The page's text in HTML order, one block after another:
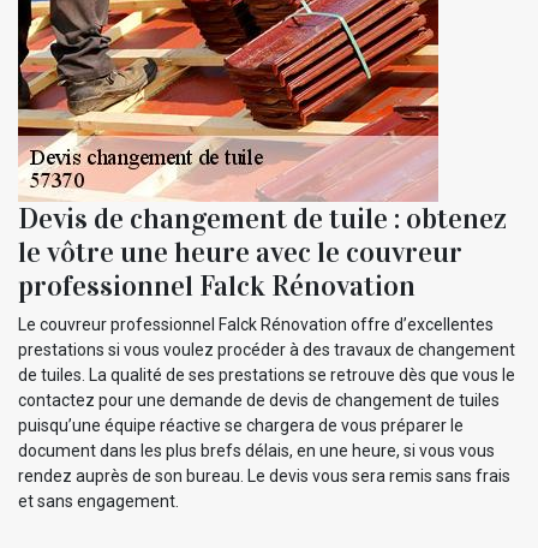
Devis de changement de tuile : obtenez
le vôtre une heure avec le couvreur
professionnel Falck Rénovation
Le couvreur professionnel Falck Rénovation offre d’excellentes
prestations si vous voulez procéder à des travaux de changement
de tuiles. La qualité de ses prestations se retrouve dès que vous le
contactez pour une demande de devis de changement de tuiles
puisqu’une équipe réactive se chargera de vous préparer le
document dans les plus brefs délais, en une heure, si vous vous
rendez auprès de son bureau. Le devis vous sera remis sans frais
et sans engagement.